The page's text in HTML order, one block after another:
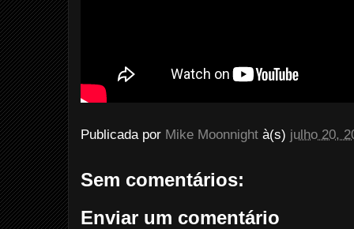
Publicada por Mike Moonnight à(s) julho 20,
Sem comentários:
Enviar um comentário